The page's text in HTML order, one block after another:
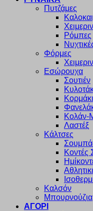
Πυτζάμες
Ρόμπες
Φόρμες
Εσώρουχα
Σουτιέν
Κολάν-
Λαστέξ
Κάλτσες
Κοντές
Καλσόν
Μπουρνούζια
ΑΓΟΡΙ